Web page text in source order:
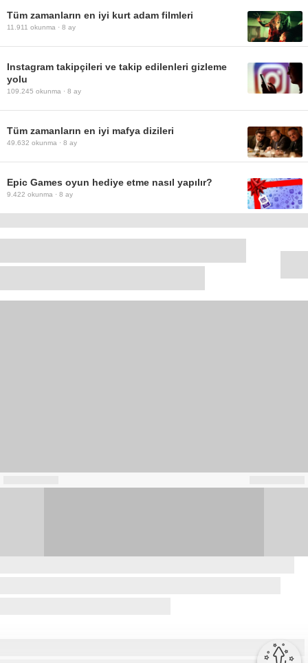
Tüm zamanların en iyi kurt adam filmleri
11.911 okunma · 8 ay
Instagram takipçileri ve takip edilenleri gizleme
yolu
109.245 okunma · 8 ay
Tüm zamanların en iyi mafya dizileri
49.632 okunma · 8 ay
Epic Games oyun hediye etme nasıl yapılır?
9.422 okunma · 8 ay